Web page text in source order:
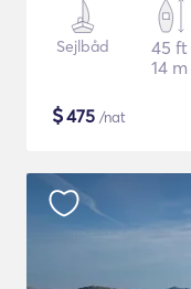
Sejlbåd
45 ft
14 m
$475 /nat